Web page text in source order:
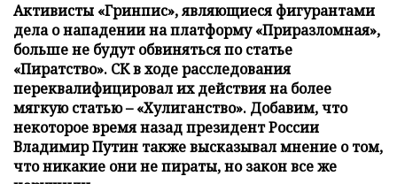
Активисты «Гринпис», являющиеся фигурантами
дела о нападении на платформу «Приразломная»,
больше не будут обвиняться по статье
«Пиратство». СК в ходе расследования
переквалифицировал их действия на более
мягкую статью – «Хулиганство». Добавим, что
некоторое время назад президент России
Владимир Путин также высказывал мнение о том,
что никакие они не пираты, но закон все же